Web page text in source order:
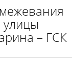
улицы
– ГСК